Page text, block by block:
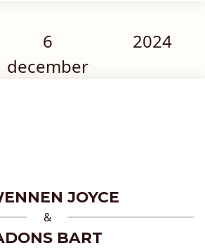
6
december
2024
JOYCE
&
BART